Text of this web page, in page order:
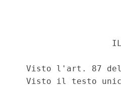
Visto l'art. 87
Visto il testo